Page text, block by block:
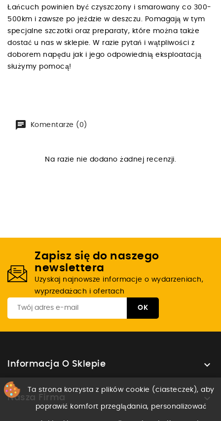
Łańcuch powinien być czyszczony i smarowany co 300-
500km i zawsze po jeździe w deszczu. Pomagają w tym
specjalne szczotki oraz preparaty, które można także
dostać u nas w sklepie. W razie pytań i wątpliwości z
doborem napędu jak i jego odpowiednią eksploatacją
służymy pomocą!
Komentarze (0)
Na razie nie dodano żadnej recenzji.
Zapisz się do naszego
newslettera
Uzyskaj najnowsze informacje o wydarzeniach,
wyprzedażach i ofertach
Informacja O Sklepie 
Nasza Firma 
Ta strona korzysta z plików cookie (ciasteczek), aby
poprawić komfort przeglądania, personalizować